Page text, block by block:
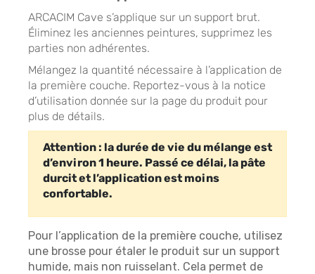
ARCACIM Cave s’applique sur un support brut.
Éliminez les anciennes peintures, supprimez les
parties non adhérentes.
Mélangez la quantité nécessaire à l’application de
la première couche. Reportez-vous à la notice
d’utilisation donnée sur la page du produit pour
plus de détails.
Attention : la durée de vie du mélange est
d’environ 1 heure. Passé ce délai, la pâte
durcit et l’application est moins
confortable.
Pour l’application de la première couche, utilisez
une brosse pour étaler le produit sur un support
humide, mais non ruisselant. Cela permet de